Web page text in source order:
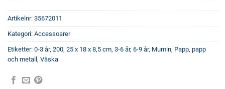
Artikelnr: 35672011
Kategori: Accessoarer
Etiketter: 0-3 år, 200, 25 x 18 x 8,5 cm, 3-6 år, 6-9 år, Mumin, Papp, papp
och metall , Väska